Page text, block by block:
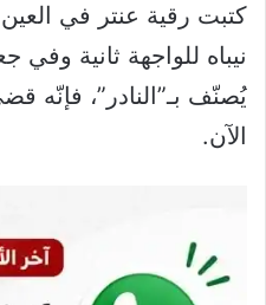
كتبت رقية عنتر في
نيباه للواجهة ثانية وفي
يُصنّف بـ”النادر”،
الآن.